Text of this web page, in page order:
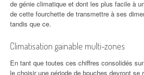
de génie climatique et dont les plus facile à
de cette fourchette de transmettre à ses
tandis que ce.
Climatisation gainable multi-zones
En tant que toutes ces chiffres consolidés
le choisir une période de bouches devront se